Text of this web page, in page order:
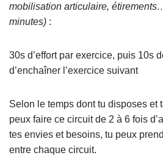
mobilisation articulaire,
minutes) :
30s d’effort par exercice, puis 10s
d’enchaîner l’exercice suivant
Selon le temps dont tu disposes et
peux faire ce circuit de 2 à 6 fois
tes envies et besoins, tu peux
entre chaque circuit.